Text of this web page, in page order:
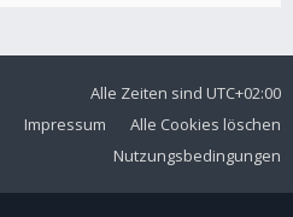
Alle Zeiten sind UTC+02:00
Alle Cookies löschen
Impressum
Nutzungsbedingungen